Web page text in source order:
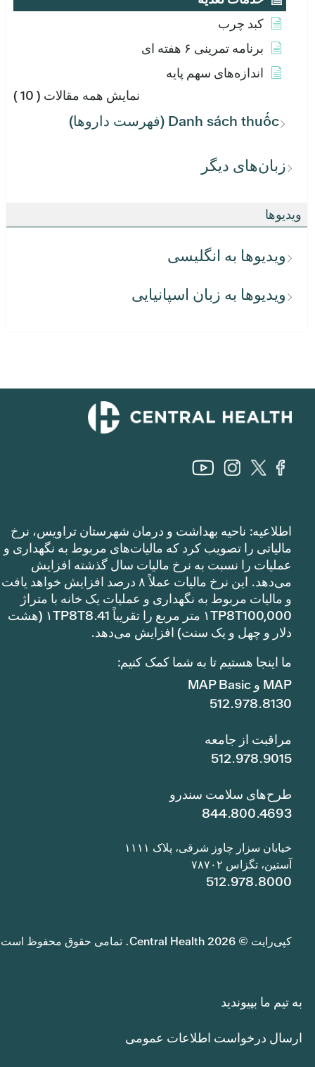
کبد چرب
برنامه تمرینی ۶ هفته ای
اندازه‌های سهم پایه
نمایش همه مقالات ( 10 )
Danh sách thuốc (فهرست داروها)
زبان‌های دیگر
ویدیوها
ویدیوها به انگلیسی
ویدیوها به زبان اسپانیایی
اطلاعیه: ناحیه بهداشت و درمان شهرستان تراویس، نرخ
مالیاتی را تصویب کرد که مالیات‌های مربوط به نگهداری و
عملیات را نسبت به نرخ مالیات سال گذشته افزایش
می‌دهد. این نرخ مالیات عملاً ۸ درصد افزایش خواهد یافت
و مالیات مربوط به نگهداری و عملیات یک خانه با متراژ
۱TP8T100,000 متر مربع را تقریباً ۱TP8T8.41 (هشت
دلار و چهل و یک سنت) افزایش می‌دهد.
ما اینجا هستیم تا به شما کمک کنیم:
MAP و MAP Basic
512.978.8130
مراقبت از جامعه
512.978.9015
طرح‌های سلامت سندرو
844.800.4693
خیابان سزار چاوز شرقی، پلاک ۱۱۱۱
آستین، تگزاس ۷۸۷۰۲
512.978.8000
کپی‌رایت © 2026 Central Health. تمامی حقوق محفوظ است.
به تیم ما بپیوندید
ارسال درخواست اطلاعات عمومی